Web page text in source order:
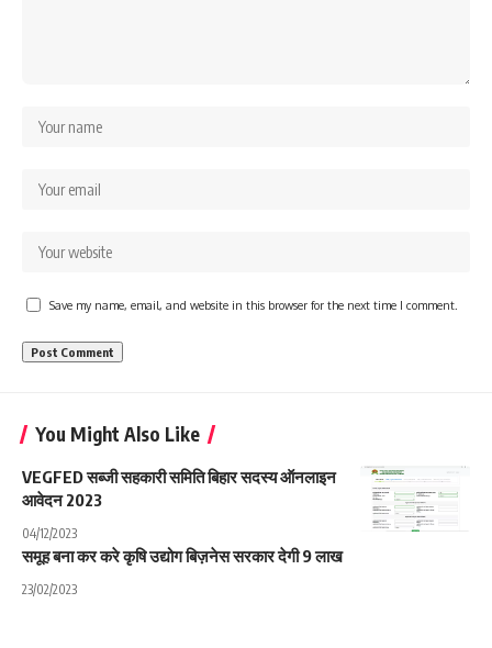
Save my name, email, and website in this browser for the next time I comment.
You Might Also Like
VEGFED सब्जी सहकारी समिति बिहार सदस्य ऑनलाइन
आवेदन 2023
04/12/2023
समूह बना कर करे कृषि उद्योग बिज़नेस सरकार देगी 9 लाख
23/02/2023